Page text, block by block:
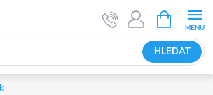
HLEDAT
NÁKUPNÍ
KOŠÍK